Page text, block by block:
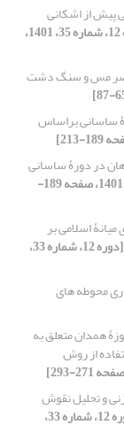
پیش از اشکانی
[دوره 12، شماره 35، 1401،
عصر مس و سنگ دشت
ساسانی براساس
در دورۀ ساسانی
[دوره 12، شماره 32، 1401، صفحه 189-
اسلامی بر
[دوره 12، شماره 33،
محوطه های
موزۀ همدان متعلق به
از روش
و تحلیل نقوش
[دوره 12، شماره 33،